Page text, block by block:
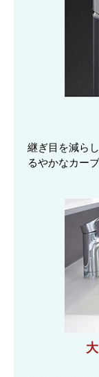
継ぎ目を減ら
るやかなカー